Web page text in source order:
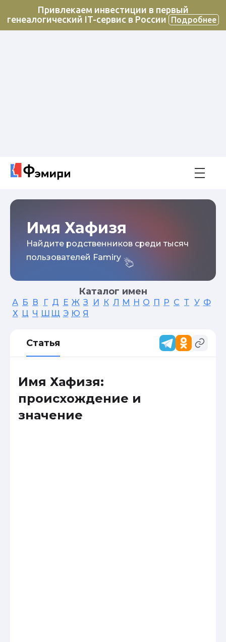
Привлекаем инвестиции в первый
генеалогический IT-сервис в России
Подробнее
Имя Хафизя
Найдите родственников среди тысяч
пользователей Famiry
Каталог имен
А Б В Г Д Е Ж З И К Л М Н О П Р С Т У Ф
Х Ц Ч Ш Щ Э Ю Я
Статья
Имя Хафизя:
происхождение и
значение